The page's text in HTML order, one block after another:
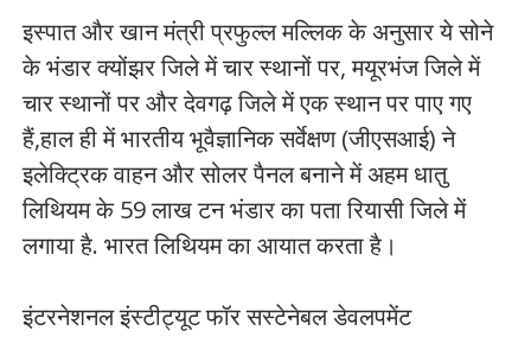
इस्पात और खान मंत्री प्रफुल्ल मल्लिक के अनुसार ये सोने
के भंडार क्योंझर जिले में चार स्थानों पर, मयूरभंज जिले में
चार स्थानों पर और देवगढ़ जिले में एक स्थान पर पाए गए
हैं,हाल ही में भारतीय भूवैज्ञानिक सर्वेक्षण (जीएसआई) ने
इलेक्ट्रिक वाहन और सोलर पैनल बनाने में अहम धातु
लिथियम के 59 लाख टन भंडार का पता रियासी जिले में
लगाया है. भारत लिथियम का आयात करता है।
इंटरनेशनल इंस्टीट्यूट फॉर सस्टेनेबल डेवलपमेंट